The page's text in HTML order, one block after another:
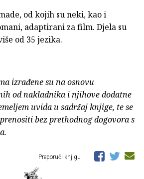
od kojih su neki, kao i
adaptirani za film. Djela su
od 35 jezika.
izrađene su na osnovu
od nakladnika i njihove dodatne
uvida u sadržaj knjige, te se
bez prethodnog dogovora s
Preporuči knjigu